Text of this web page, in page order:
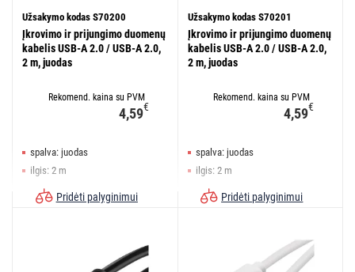
Užsakymo kodas S70200
Įkrovimo ir prijungimo duomenų
kabelis USB-A 2.0 / USB-A 2.0,
2 m, juodas
Rekomend. kaina su PVM
4,59€
spalva: juodas
ilgis: 2 m
jungtys: A kištukas – A kištukas
Pridėti palyginimui
Užsakymo kodas S70201
Įkrovimo ir prijungimo duomenų
kabelis USB-A 2.0 / USB-A 2.0,
2 m, juodas
Rekomend. kaina su PVM
4,59€
spalva: juodas
ilgis: 2 m
jungtys: A kištukas– A lizdas
Pridėti palyginimui